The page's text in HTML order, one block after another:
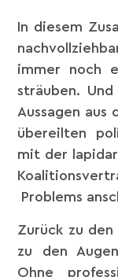
In diesem
immer noch
sträuben.
Aussagen aus
übereilten
mit der
Problems
Zurück zu
zu den
Ohne